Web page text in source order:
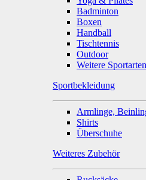
Badminton
Boxen
Handball
Tischtennis
Outdoor
Weitere Sportarten
Sportbekleidung
Armlinge,
Shirts
Überschuhe
Weiteres Zubehör